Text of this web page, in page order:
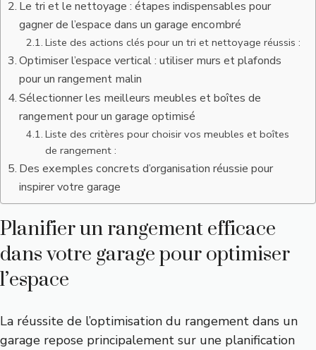
Le tri et le nettoyage : étapes indispensables pour
gagner de l’espace dans un garage encombré
Liste des actions clés pour un tri et nettoyage réussis :
Optimiser l’espace vertical : utiliser murs et plafonds
pour un rangement malin
Sélectionner les meilleurs meubles et boîtes de
rangement pour un garage optimisé
Liste des critères pour choisir vos meubles et boîtes
de rangement :
Des exemples concrets d’organisation réussie pour
inspirer votre garage
Planifier un rangement efficace
dans votre garage pour optimiser
l’espace
La réussite de l’optimisation du rangement dans un
garage repose principalement sur une planification